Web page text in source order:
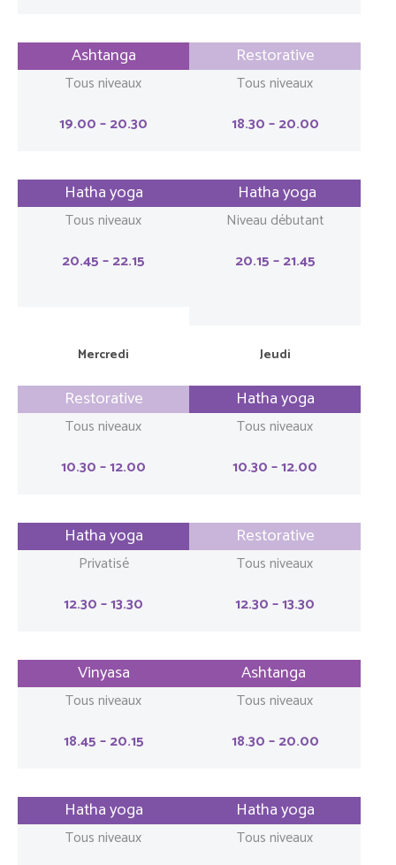
Ashtanga
Tous niveaux
19.00 – 20.30
Hatha yoga
Tous niveaux
20.45 – 22.15
Restorative
Tous niveaux
18.30 – 20.00
Hatha yoga
Niveau débutant
20.15 – 21.45
Mercredi
Restorative
Tous niveaux
10.30 – 12.00
Hatha yoga
Privatisé
12.30 – 13.30
Vinyasa
Tous niveaux
18.45 – 20.15
Hatha yoga
Tous niveaux
Jeudi
Hatha yoga
Tous niveaux
10.30 – 12.00
Restorative
Tous niveaux
12.30 – 13.30
Ashtanga
Tous niveaux
18.30 – 20.00
Hatha yoga
Tous niveaux